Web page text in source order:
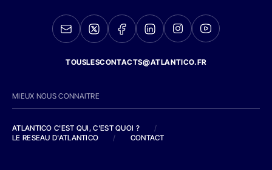
TOUSLESCONTACTS@ATLANTICO.FR
MIEUX NOUS CONNAITRE
ATLANTICO C'EST QUI, C'EST QUOI ?
/
LE RESEAU D'ATLANTICO
/ CONTACT